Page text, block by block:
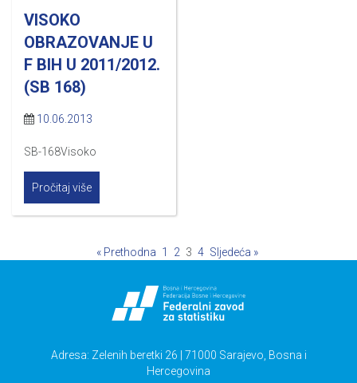
VISOKO
OBRAZOVANJE U
F BIH U 2011/2012.
(SB 168)
10.06.2013
SB-168Visoko
Pročitaj više
« Prethodna 1 2 3 4 Sljedeća »
Adresa: Zelenih beretki 26 | 71000 Sarajevo, Bosna i
Hercegovina